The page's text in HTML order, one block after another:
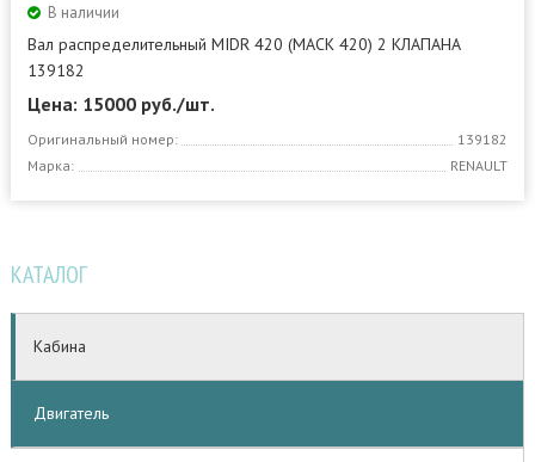
В наличии
Вал распределительный MIDR 420 (MACK 420) 2 КЛАПАНА
139182
Цена: 15000 руб./шт.
Оригинальный номер:
139182
Марка:
RENAULT
КАТАЛОГ
Кабина
Двигатель